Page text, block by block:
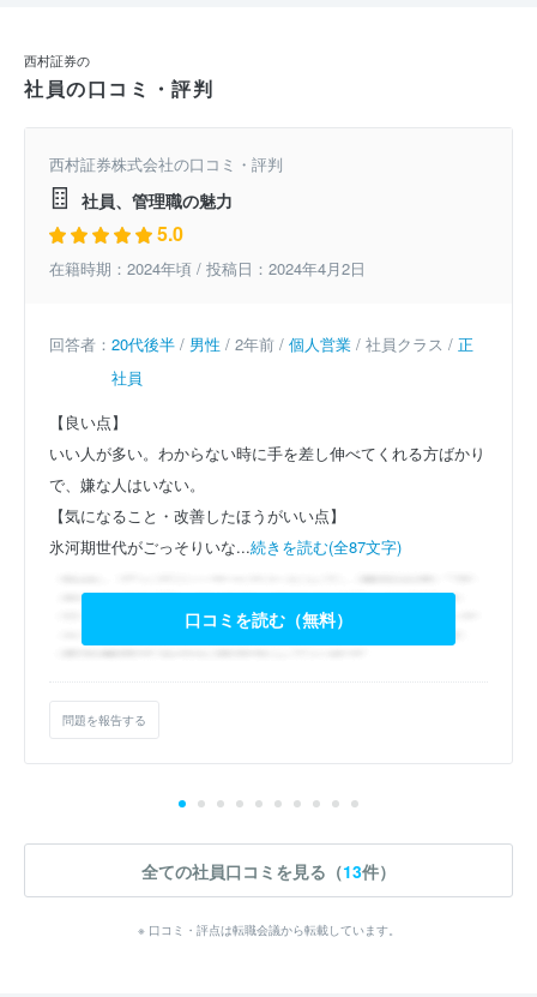
西村証券の
社員の口コミ・評判
西村証券株式会社の口コミ・評判
社員、管理職の魅力
5.0
在籍時期：2024年頃 / 投稿日：2024年4月2日
回答者： 20代後半 / 男性 / 2年前 / 個人営業 / 社員クラス / 正
社員
【良い点】
いい人が多い。わからない時に手を差し伸べてくれる方ばかり
で、嫌な人はいない。
【気になること・改善したほうがいい点】
氷河期世代がごっそりいな...続きを読む(全87文字)
口コミを読む（無料）
問題を報告する
全ての社員口コミを見る（13件）
※ 口コミ・評点は転職会議から転載しています。